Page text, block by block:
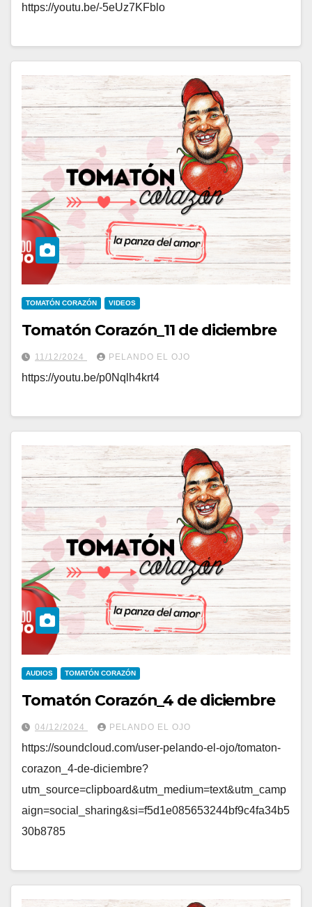
https://youtu.be/-5eUz7KFblo
TOMATÓN CORAZÓN VIDEOS
Tomatón Corazón_11 de diciembre
11/12/2024 PELANDO EL OJO
https://youtu.be/p0Nqlh4krt4
AUDIOS TOMATÓN CORAZÓN
Tomatón Corazón_4 de diciembre
04/12/2024 PELANDO EL OJO
https://soundcloud.com/user-pelando-el-ojo/tomaton-
corazon_4-de-diciembre?
utm_source=clipboard&utm_medium=text&utm_camp
aign=social_sharing&si=f5d1e085653244bf9c4fa34b5
30b8785